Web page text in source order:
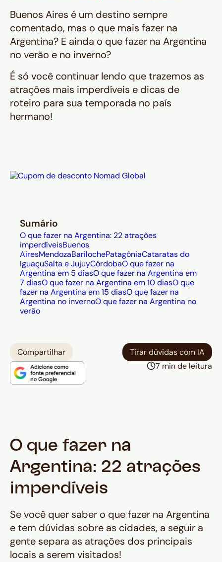
Buenos Aires é um destino sempre
comentado, mas o que mais fazer na
Argentina? E ainda o que fazer na Argentina
no verão e no inverno?
É só você continuar lendo que trazemos as
atrações mais imperdíveis e dicas de
roteiro para sua temporada no país
hermano!
Sumário
O que fazer na Argentina: 22 atrações
imperdíveisBuenos
AiresMendozaBarilochePatagôniaCataratas do
IguaçuSalta e JujuyCórdobaO que fazer na
Argentina em 5 diasO que fazer na Argentina em
7 diasO que fazer na Argentina em 10 diasO que
fazer na Argentina em 15 diasO que fazer na
Argentina no invernoO que fazer na Argentina no
verão
Compartilhar
Tirar dúvidas com IA
7 min de leitura
O que fazer na
Argentina: 22 atrações
imperdíveis
Se você quer saber o que fazer na Argentina
e tem dúvidas sobre as cidades, a seguir a
gente separa as atrações dos principais
locais a serem visitados!